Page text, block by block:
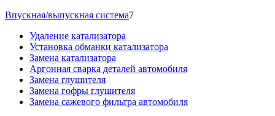
Впускная/выпускная система7
Удаление катализатора
Установка обманки катализатора
Замена катализатора
Аргонная сварка деталей автомобиля
Замена глушителя
Замена гофры глушителя
Замена сажевого фильтра автомобиля